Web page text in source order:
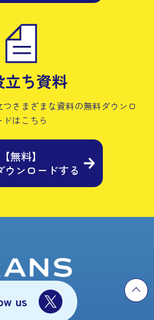
立ち資料
さまざまな資料の無料ダウンロ
ドはこちら
【無料】
ウンロードする
us